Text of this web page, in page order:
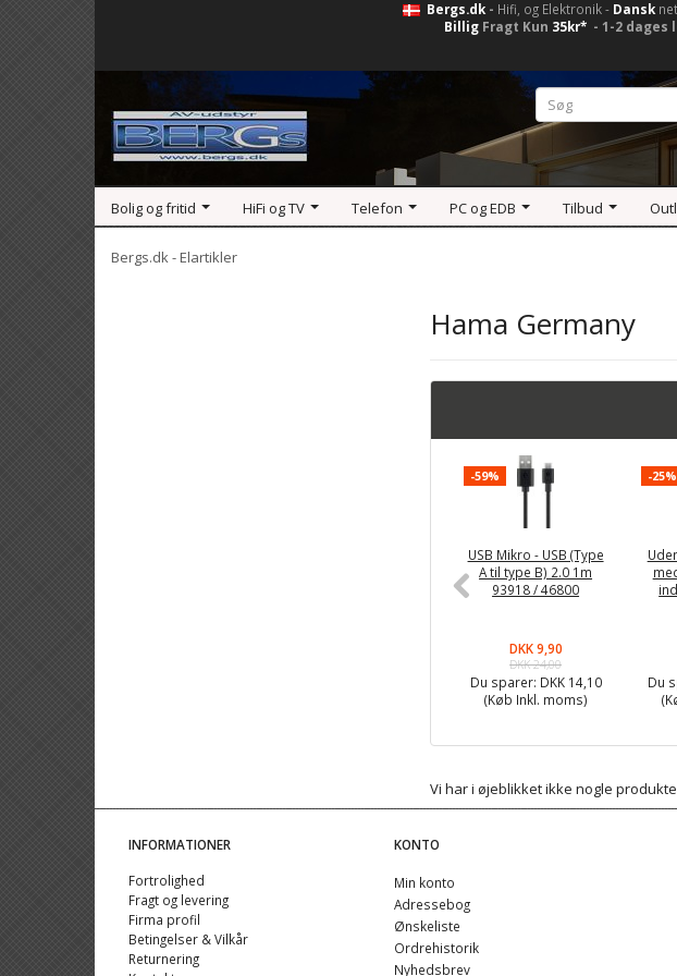
Bergs.dk- Hifi, og Elektronik - Dansk
Billig Fragt Kun 35kr* - 1-2 dages
Bolig og fritid HiFi og TV Telefon PC og EDB Tilbud
Bergs.dk - Elartikler
Hama Germany
-59%
USB Mikro - USB (Type
A til type B) 2.0 1m
93918 / 46800
DKK 9,90
DKK 24,00
Du sparer: DKK 14,10
(Køb Inkl. moms)
-25%
Du
Vi har i øjeblikket ikke nogle
INFORMATIONER
Fortrolighed
Fragt og levering
Firma profil
Betingelser & Vilkår
Returnering
KONTO
Min konto
Adressebog
Ønskeliste
Ordrehistorik
Nyhedsbrev